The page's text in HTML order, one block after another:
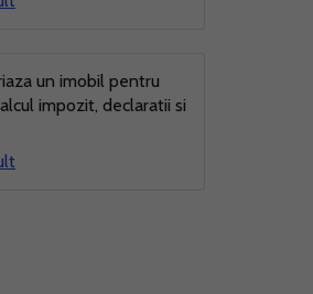
un imobil pentru
impozit, declaratii si